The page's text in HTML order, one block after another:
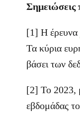
Σημειώσεις
[1] Η έρευνα
Τα κύρια
βάσει των
[2] Το 2023,
εβδομάδας